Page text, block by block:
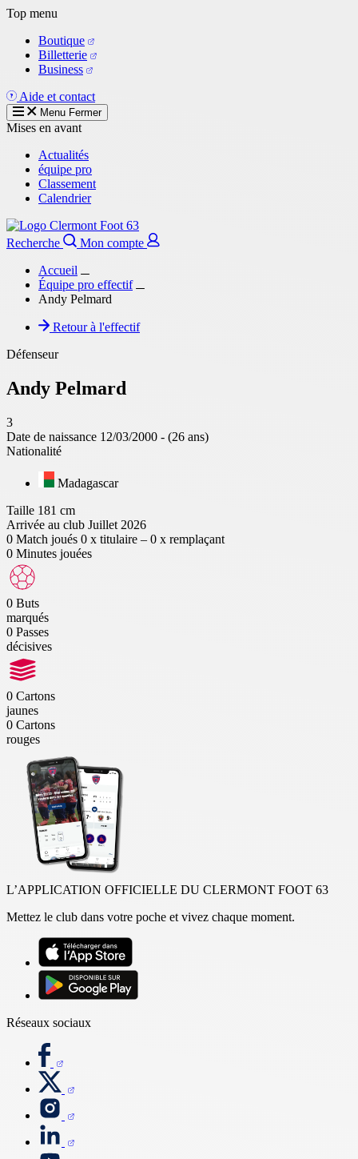
Aller
contenu
principal
Top menu
Boutique
Billetterie
Business
Aide et contact
Menu Fermer
Mises en avant
Actualités
équipe pro
Classement
Calendrier
Recherche
Mon compte
Accueil
Équipe pro effectif
Andy Pelmard
Retour à l'effectif
Défenseur
Andy Pelmard
3
Date de naissance 12/03/2000 - (26 ans)
Nationalité
Madagascar
Taille 181 cm
Arrivée au club Juillet 2026
0 Match joués 0 x titulaire – 0 x remplaçant
0 Minutes jouées
0 Buts
marqués
0 Passes
décisives
0 Cartons
jaunes
0 Cartons
rouges
L’APPLICATION OFFICIELLE DU CLERMONT FOOT 63
Mettez le club dans votre poche et vivez chaque moment.
Réseaux sociaux